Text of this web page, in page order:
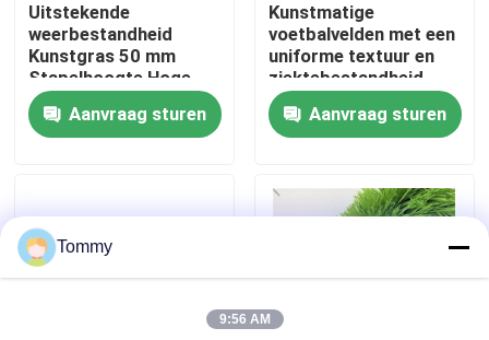
Kwaliteitscontrole
Neem contact met ons op
Gevallen
Uitstekende
weerbestandheid
Kunstgras 50 mm
Stapelhoogte Hoge
flexibiliteit
Aanvraag sturen
Kunstmatige
voetbalvelden met een
uniforme textuur en
ziektebestandheid
4x25m
Aanvraag sturen
Tommy
9:56 AM